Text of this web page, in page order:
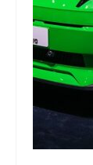
Desguaces